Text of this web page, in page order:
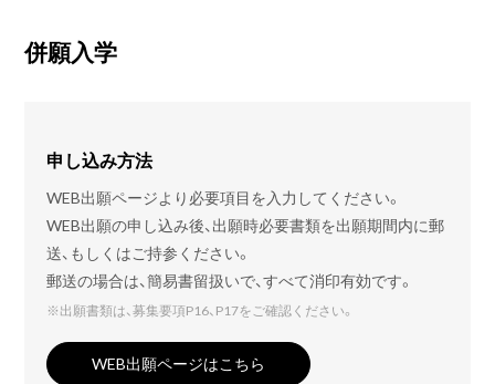
併願入学
申し込み方法
WEB出願ページより必要項目を入力してください。
WEB出願の申し込み後、出願時必要書類を出願期間内に郵
送、もしくはご持参ください。
郵送の場合は、簡易書留扱いで、すべて消印有効です。
※出願書類は、募集要項P16、P17をご確認ください。
WEB出願ページはこちら